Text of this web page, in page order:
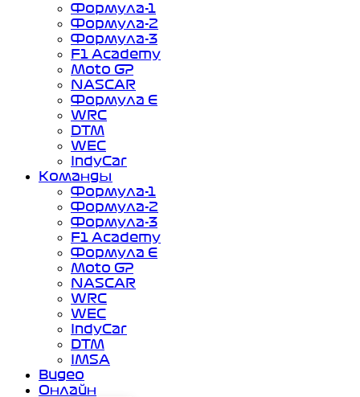
Формула-1
Формула-2
Формула-3
F1 Academy
Moto GP
NASCAR
Формула Е
WRC
DTM
WEC
IndyCar
Команды
Формула-1
Формула-2
Формула-3
F1 Academy
Формула Е
Moto GP
NASCAR
WRC
WEC
IndyCar
DTM
IMSA
Видео
Онлайн